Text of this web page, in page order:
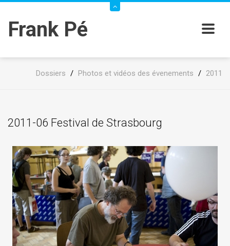
Frank Pé
Dossiers / Photos et vidéos des évenements / 2011
2011-06 Festival de Strasbourg